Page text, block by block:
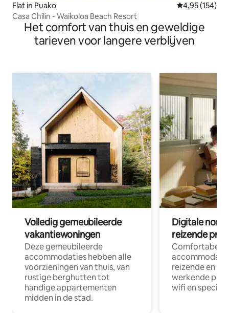
Flat in Puako Gemiddelde
4,95 (154)
Casa Chilin - Waikoloa Beach Resort
Het comfort van thuis en geweldige
tarieven voor langere verblijven
Volledig gemeubileerde
vakantiewoningen
Deze gemeubileerde
accommodaties hebben alle
voorzieningen van thuis, van
rustige berghutten tot
handige appartementen
midden in de stad.
Digitale
reizende
Comfortabele
reizende en
werkende
wifi en